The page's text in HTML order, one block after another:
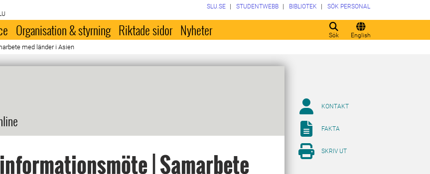
Sök English
SLU.SE STUDENTWEBB BIBLIOTEK SÖK PERSONAL
Organisation & styrning Riktade sidor Nyheter
med länder i Asien
| Samarbete
KONTAKT
FAKTA
SKRIV UT